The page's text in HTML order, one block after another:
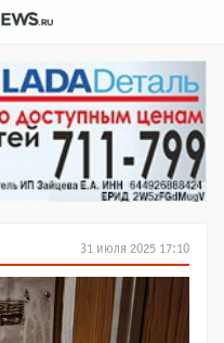
31 июля 2025 17:10